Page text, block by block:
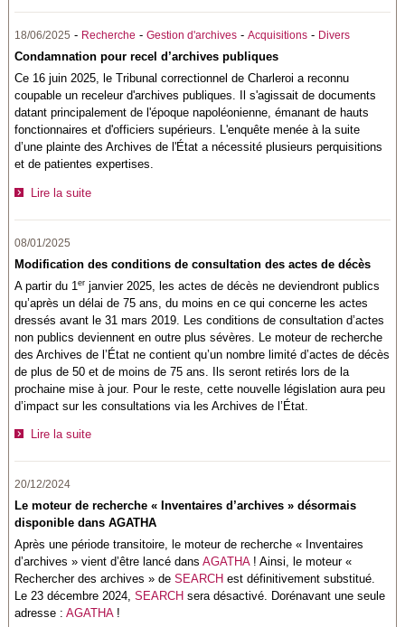
18/06/2025 - Recherche -Gestion d'archives -Acquisitions - Divers
Condamnation pour recel d’archives publiques
Ce 16 juin 2025, le Tribunal correctionnel de Charleroi a reconnu
coupable un receleur d'archives publiques. Il s'agissait de documents
datant principalement de l'époque napoléonienne, émanant de hauts
fonctionnaires et d'officiers supérieurs. L'enquête menée à la suite
d’une plainte des Archives de l'État a nécessité plusieurs perquisitions
et de patientes expertises.
Lire la suite
08/01/2025
Modification des conditions de consultation des actes de décès
A partir du 1er janvier 2025, les actes de décès ne deviendront publics
qu’après un délai de 75 ans, du moins en ce qui concerne les actes
dressés avant le 31 mars 2019. Les conditions de consultation d’actes
non publics deviennent en outre plus sévères. Le moteur de recherche
des Archives de l’État ne contient qu’un nombre limité d’actes de décès
de plus de 50 et de moins de 75 ans. Ils seront retirés lors de la
prochaine mise à jour. Pour le reste, cette nouvelle législation aura peu
d’impact sur les consultations via les Archives de l’État.
Lire la suite
20/12/2024
Le moteur de recherche « Inventaires d’archives » désormais
disponible dans AGATHA
Après une période transitoire, le moteur de recherche « Inventaires
d’archives » vient d’être lancé dansAGATHA! Ainsi, le moteur «
Rechercher des archives » deSEARCH est définitivement substitué.
Le 23 décembre 2024,SEARCH sera désactivé. Dorénavant une seule
adresse :AGATHA!